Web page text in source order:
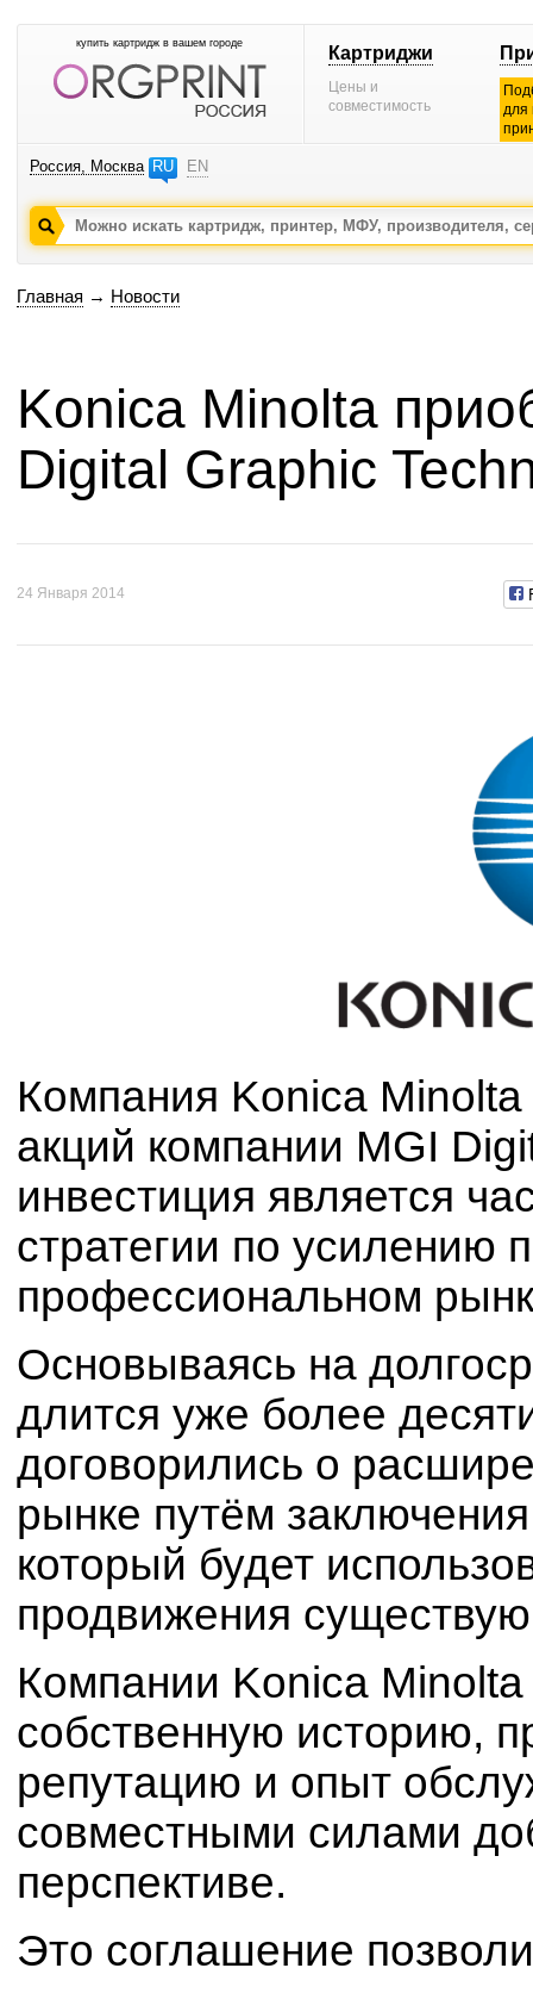
купить картридж в вашем городе Картриджи
Цены и
совместимость
для
Россия, Москва RU EN
Главная → Новости
Konica Minolta
Digital Graphic
24 Января 2014
Компания Konica
акций компании MGI
инвестиция является
стратегии по усилению
профессиональном
Основываясь на
длится уже более
договорились о
рынке путём
который будет
продвижения
Компании Konica
собственную историю,
репутацию и опыт
совместными силами
перспективе.
Это соглашение